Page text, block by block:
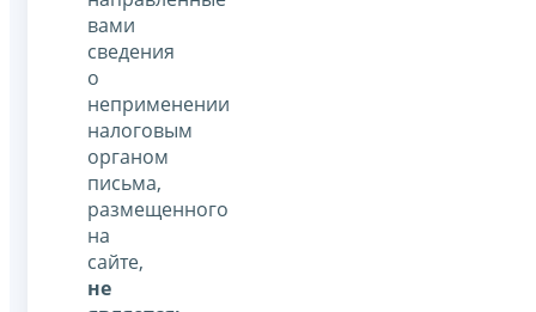
вами
сведения
о
неприменении
налоговым
органом
письма,
размещенного
на
сайте,
не